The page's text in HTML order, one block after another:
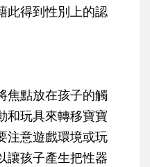
此得到性別上的認
點放在孩子的觸
和玩具來轉移寶寶
注意遊戲環境或玩
讓孩子產生把性器